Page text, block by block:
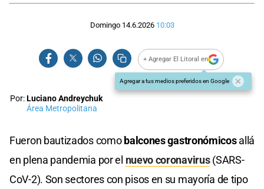
Domingo 14.6.2026 10:03
+ Agregar El Litoral en
Agregar a tus medios preferidos en Google
Por:Luciano Andreychuk
Área Metropolitana
Fueron bautizados comobalcones gastronómicosallá
en plena pandemia por el nuevo coronavirus(SARS-
CoV-2). Son sectores con pisos en su mayoría de tipo